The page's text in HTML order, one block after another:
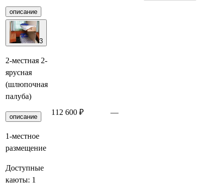
описание
3
2-местная 2-
ярусная
(шлюпочная
палуба)
описание
1-местное
размещение
Доступные
каюты: 1
112 600 ₽ —